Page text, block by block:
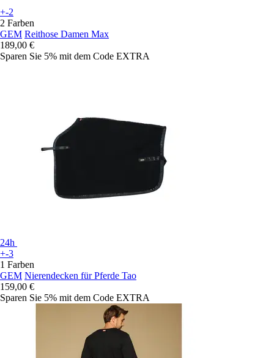
+-2
2 Farben
GEM Reithose Damen Max
189,00 €
Sparen Sie 5% mit dem Code EXTRA
24h
+-3
1 Farben
GEM Nierendecken für Pferde Tao
159,00 €
Sparen Sie 5% mit dem Code EXTRA